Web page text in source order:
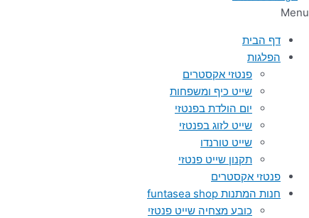
Menu
דף הבית
הפלגות
פנטזי אקסטרים
שייט כיף ומשפחות
יום הולדת בפנטזי
שייט לזוג בפנטזי
שייט טורנדו
תקנון שייט פנטזי
פנטזי אקסטרים
חנות המתנות funtasea shop
כובע מצחיה שייט פנטזי